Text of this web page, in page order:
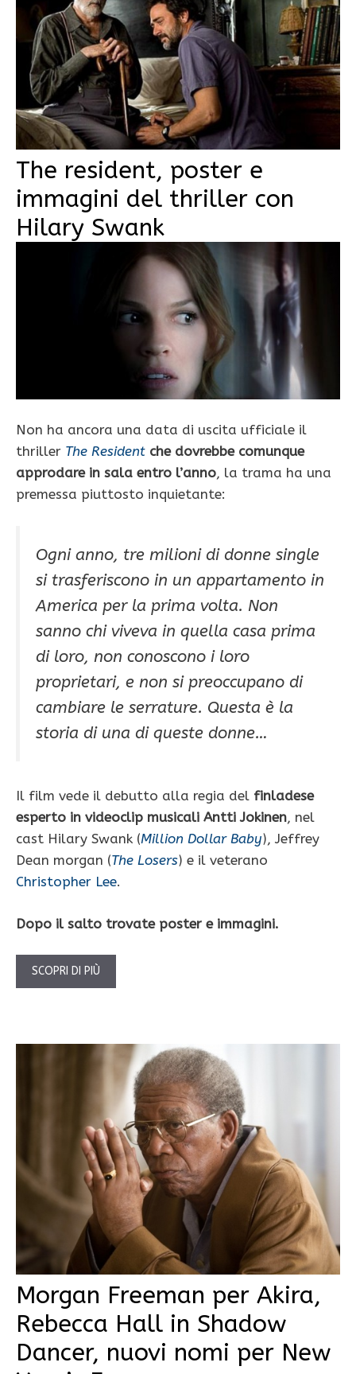
The resident, poster e
immagini del thriller con
Hilary Swank
Non ha ancora una data di uscita ufficiale il
thriller The Resident che dovrebbe comunque
approdare in sala entro l’anno, la trama ha una
premessa piuttosto inquietante:
Ogni anno, tre milioni di donne single
si trasferiscono in un appartamento in
America per la prima volta. Non
sanno chi viveva in quella casa prima
di loro, non conoscono i loro
proprietari, e non si preoccupano di
cambiare le serrature. Questa è la
storia di una di queste donne…
Il film vede il debutto alla regia del finladese
esperto in videoclip musicali Antti Jokinen, nel
cast Hilary Swank (Million Dollar Baby), Jeffrey
Dean morgan (The Losers) e il veterano
Christopher Lee.
Dopo il salto trovate poster e immagini.
SCOPRI DI PIÙ
Morgan Freeman per Akira,
Rebecca Hall in Shadow
Dancer, nuovi nomi per New